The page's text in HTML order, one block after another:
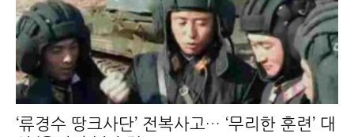
‘류경수 땅크사단’ 전복사고… ‘무리한 훈련’ 대